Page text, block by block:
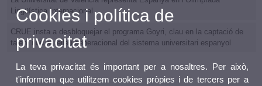
Lingüística Internacional
CRUE insta a desbloquejar el programa Goyri, clau en la captació de
talent i en el relleu generacional del sistema universitari espanyol
Cookies i política de
privacitat
La teva privacitat és important per a nosaltres. Per això,
t'informem que utilitzem cookies pròpies i de tercers per a